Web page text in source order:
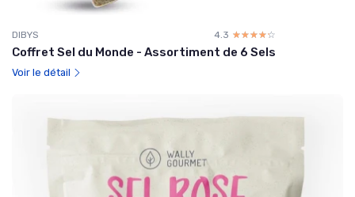
DIBYS 4.3 ☆☆☆☆☆
★★★★★
Coffret Sel du Monde - Assortiment de 6 Sels
Voir le détail